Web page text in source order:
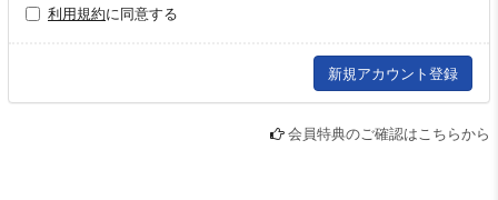
利用規約に同意する
会員特典のご確認はこちらから